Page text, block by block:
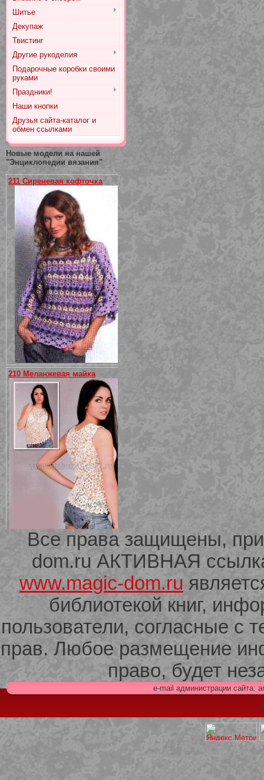
Шитье
Декупаж
Твистинг
Другие рукоделия
Подарочные коробки своими
руками
Праздники!
Наши кнопки
Друзья сайта-каталог и
обмен ссылками
Новые модели на нашей
"Энциклопедии вязания"
211 Сиреневая кофточка
210 Меланжевая майка
209 Белая кофта из ленточного
Все права защищены,
dom.ru АКТИВНАЯ ссылка
www.magic-dom.ru
библиотекой книг,
пользователи, согласные с
прав. Любое размещение
право, будет
e-mail администрации сайта: